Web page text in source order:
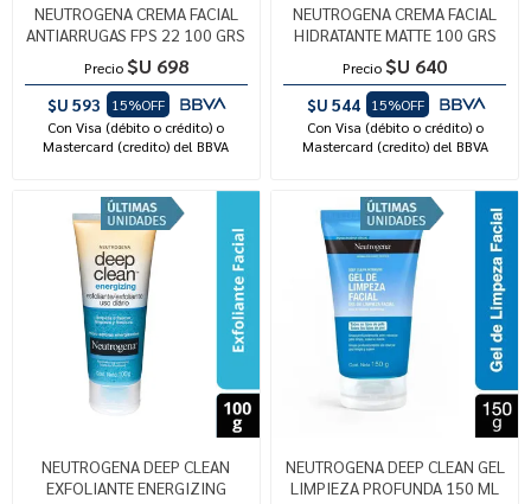
NEUTROGENA CREMA FACIAL
ANTIARRUGAS FPS 22 100 GRS
Precio $U 698
$U 593
15%OFF
Con Visa (débito o crédito) o
Mastercard (credito) del BBVA
NEUTROGENA CREMA FACIAL
HIDRATANTE MATTE 100 GRS
Precio $U 640
$U 544
15%OFF
Con Visa (débito o crédito) o
Mastercard (credito) del BBVA
NEUTROGENA DEEP CLEAN
EXFOLIANTE ENERGIZING
NEUTROGENA DEEP CLEAN GEL
LIMPIEZA PROFUNDA 150 ML